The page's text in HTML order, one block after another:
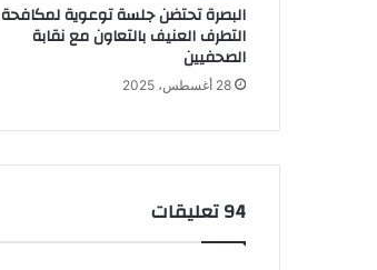
البصرة تحتضن جلسة توعوية لمكافحة
التطرف العنيف بالتعاون مع نقابة
الصحفيين
28 أغسطس، 2025
‫94 تعليقات